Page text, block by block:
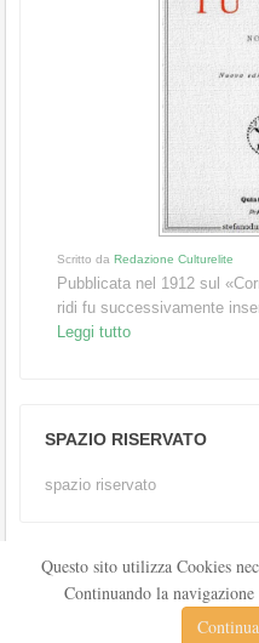
Scritto da Redazione Culturelite
Pubblicata nel 1912 sul
ridi fu successivamente
Leggi tutto
SPAZIO RISERVATO
spazio riservato
Questo sito utilizza Cookies
Continuando la